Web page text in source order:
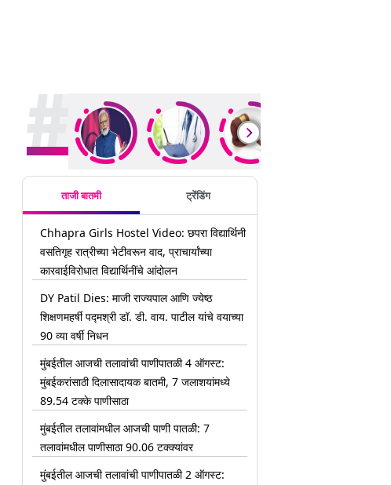
ताजी बातमी ट्रेंडिंग
Chhapra Girls Hostel Video: छपरा विद्यार्थिनी
वसतिगृह रात्रीच्या भेटीवरून वाद, प्राचार्यांच्या
कारवाईविरोधात विद्यार्थिनींचे आंदोलन
DY Patil Dies: माजी राज्यपाल आणि ज्येष्ठ
शिक्षणमहर्षी पद्मश्री डॉ. डी. वाय. पाटील यांचे वयाच्या
90 व्या वर्षी निधन
मुंबईतील आजची तलावांची पाणीपातळी 4 ऑगस्ट:
मुंबईकरांसाठी दिलासादायक बातमी, 7 जलाशयांमध्ये
89.54 टक्के पाणीसाठा
मुंबईतील तलावांमधील आजची पाणी पातळी: 7
तलावांमधील पाणीसाठा 90.06 टक्क्यांवर
मुंबईतील आजची तलावांची पाणीपातळी 2 ऑगस्ट: